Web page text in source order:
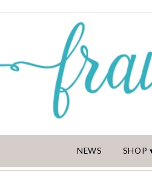
NEWS SHOP